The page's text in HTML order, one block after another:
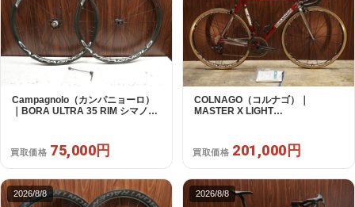
Campagnolo（カンパニョーロ）
｜BORA ULTRA 35 RIM シマノフ
買取価格 75,000円
COLNAGO（コルナゴ）｜
MASTER X LIGHT
年｜美品｜買取金額 201,000円
買取価格 201,000円
2026/8/8 2026/8/8